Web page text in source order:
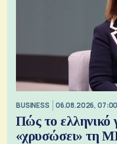
BUSINESS 06.08.2026, 07:00
Πώς το ελληνικό
«χρυσώσει» τη